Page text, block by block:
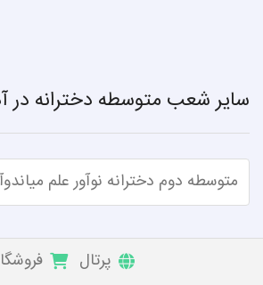
سایر شعب متوسطه دخترانه در
متوسطه دوم دخترانه نوآور علم
پرتال